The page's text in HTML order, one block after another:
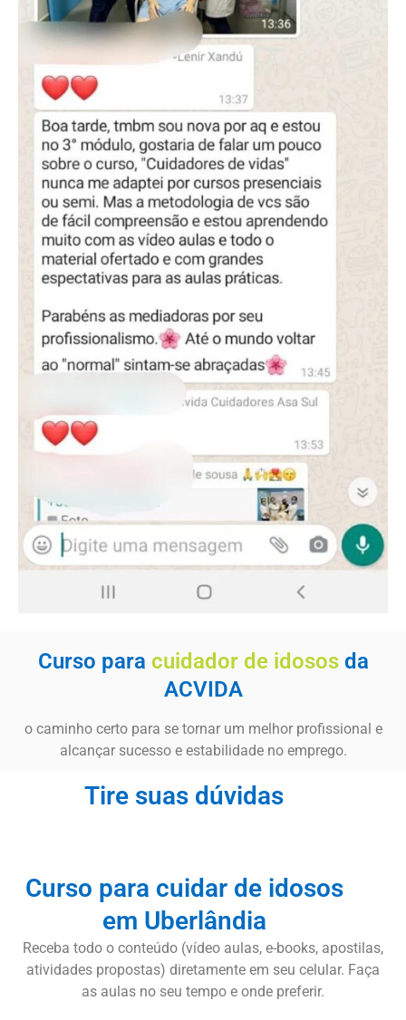
Curso para cuidador de idosos da
ACVIDA
o caminho certo para se tornar um melhor profissional e
alcançar sucesso e estabilidade no emprego.
Tire suas dúvidas
Curso para cuidar de idosos
em Uberlândia
Receba todo o conteúdo (vídeo aulas, e-books, apostilas,
atividades propostas) diretamente em seu celular. Faça
as aulas no seu tempo e onde preferir.